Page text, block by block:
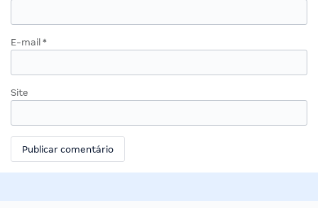
E-mail *
Site